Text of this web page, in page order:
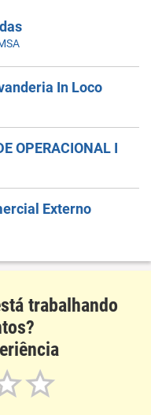
In Loco
OPERACIONAL I
Externo
trabalhando